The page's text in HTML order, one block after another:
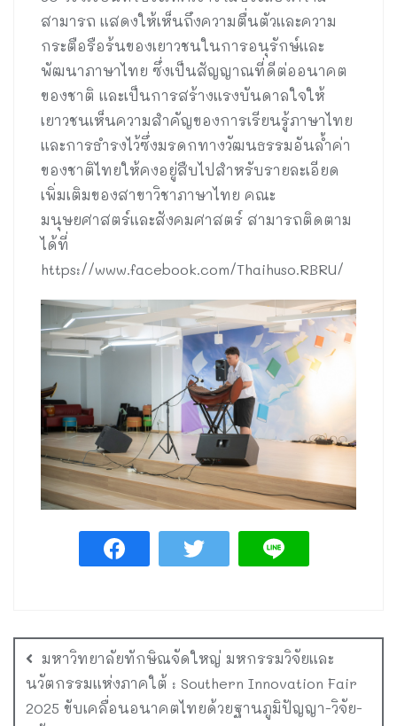
สามารถ แสดงให้เห็นถึงความตื่นตัวและความ
กระตือรือร้นของเยาวชนในการอนุรักษ์และ
พัฒนาภาษาไทย ซึ่งเป็นสัญญาณที่ดีต่ออนาคต
ของชาติ และเป็นการสร้างแรงบันดาลใจให้
เยาวชนเห็นความสำคัญของการเรียนรู้ภาษาไทย
และการธำรงไว้ซึ่งมรดกทางวัฒนธรรมอันล้ำค่า
ของชาติไทยให้คงอยู่สืบไปสำหรับรายละเอียด
เพิ่มเติมของสาขาวิชาภาษาไทย คณะ
มนุษยศาสตร์และสังคมศาสตร์ สามารถติดตาม
ได้ที่
https://www.facebook.com/Thaihuso.RBRU/
มหาวิทยาลัยทักษิณจัดใหญ่ มหกรรมวิจัยและ
นวัตกรรมแห่งภาคใต้ : Southern Innovation Fair
2025 ขับเคลื่อนอนาคตไทยด้วยฐานภูมิปัญญา-วิจัย-